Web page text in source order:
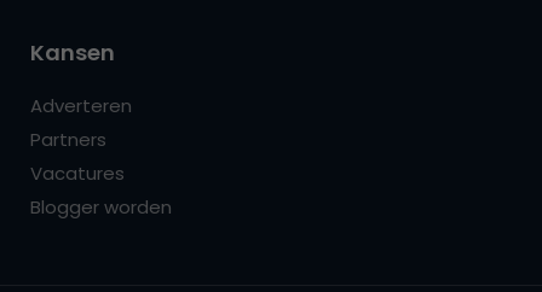
Kansen
Adverteren
Partners
Vacatures
Blogger worden